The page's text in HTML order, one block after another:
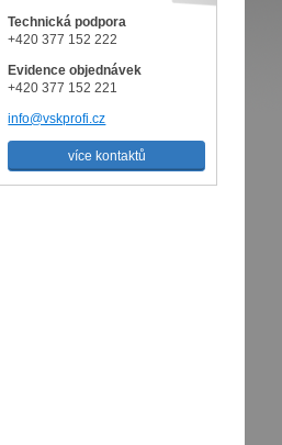
Technická podpora
+420 377 152 222
Evidence objednávek
+420 377 152 221
info@vskprofi.cz
více kontaktů